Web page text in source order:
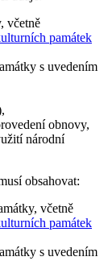
včetně
památek
s uvedením
obnovy,
národní
obsahovat:
včetně
památek
s uvedením